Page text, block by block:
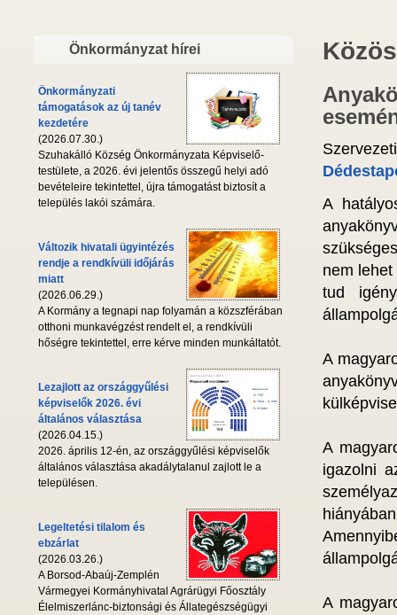
Önkormányzat hírei
Önkormányzati
támogatások az új tanév
kezdetére
(2026.07.30.)
Szuhakálló Község Önkormányzata Képviselő-
testülete, a 2026. évi jelentős összegű helyi adó
bevételeire tekintettel, újra támogatást biztosít a
település lakói számára.
Változik hivatali ügyintézés
rendje a rendkívüli időjárás
miatt
(2026.06.29.)
A Kormány a tegnapi nap folyamán a közszférában
otthoni munkavégzést rendelt el, a rendkívüli
hőségre tekintettel, erre kérve minden munkáltatót.
Lezajlott az országgyűlési
képviselők 2026. évi
általános választása
(2026.04.15.)
2026. április 12-én, az országgyűlési képviselők
általános választása akadálytalanul zajlott le a
településen.
Legeltetési tilalom és
ebzárlat
(2026.03.26.)
A Borsod-Abaúj-Zemplén
Vármegyei Kormányhivatal Agrárügyi Főosztály
Élelmiszerlánc-biztonsági és Állategészségügyi
A
nem
tud
A
A
igazolni
A